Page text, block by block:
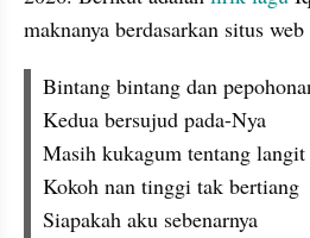
maknanya berdasarkan situs
Bintang bintang dan
Kedua bersujud pada-Nya
Masih kukagum tentang langit
Kokoh nan tinggi tak bertiang
Siapakah aku sebenarnya